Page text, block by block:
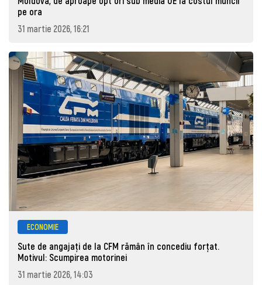
pe ora
31 martie 2026, 16:21
ECONOMIE
Sute de angajaţi de la CFM rămân în concediu forţat.
Motivul: Scumpirea motorinei
31 martie 2026, 14:03